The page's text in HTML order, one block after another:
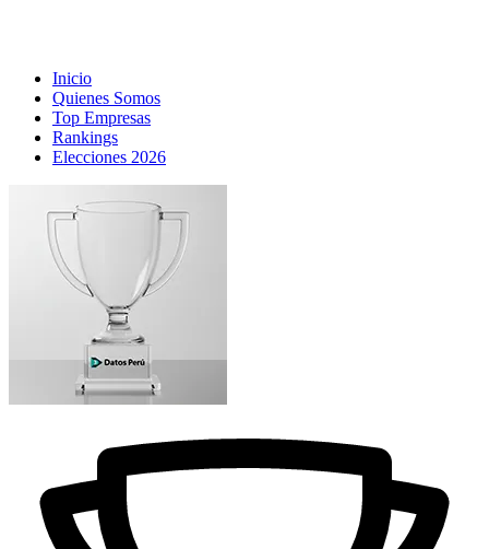
Inicio
Quienes Somos
Top Empresas
Rankings
Elecciones 2026